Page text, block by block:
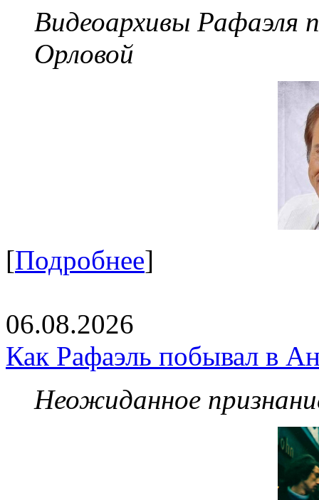
Видеоархивы Рафаэля
Орловой
[Подробнее]
06.08.2026
Как Рафаэль побывал в
Неожиданное